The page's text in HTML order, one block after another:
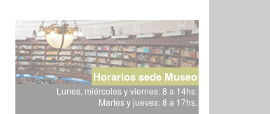
Horarios sede Museo
Lunes, miércoles y viernes: 8 a 14hs.
Martes y jueves: 8 a 17hs.